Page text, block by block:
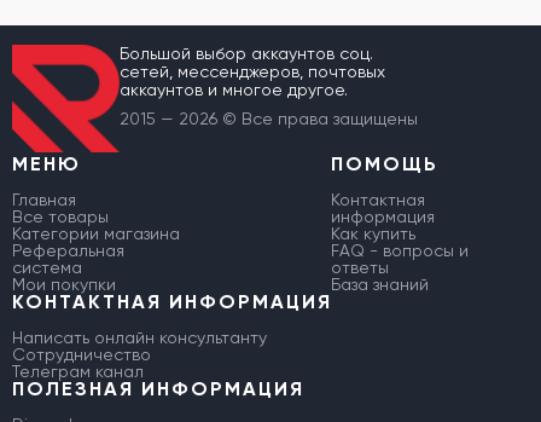
Большой выбор аккаунтов соц.
сетей, мессенджеров, почтовых
аккаунтов и многое другое.
2015 — 2026 © Все права защищены
МЕНЮ
Главная
Все товары
Категории магазина
Реферальная
система
Мои покупки
ПОМОЩЬ
Контактная
информация
Как купить
FAQ - вопросы и
ответы
База знаний
КОНТАКТНАЯ ИНФОРМАЦИЯ
Написать онлайн консультанту
Сотрудничество
Телеграм канал
ПОЛЕЗНАЯ ИНФОРМАЦИЯ